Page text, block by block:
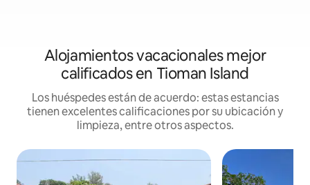
Alojamientos vacacionales mejor
calificados en Tioman Island
Los huéspedes están de acuerdo: estas estancias
tienen excelentes calificaciones por su ubicación y
limpieza, entre otros aspectos.